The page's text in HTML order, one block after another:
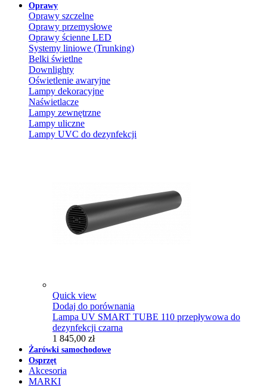
Oprawy
Oprawy szczelne
Oprawy przemysłowe
Oprawy ścienne LED
Systemy liniowe (Trunking)
Belki świetlne
Downlighty
Oświetlenie awaryjne
Lampy dekoracyjne
Naświetlacze
Lampy zewnętrzne
Lampy uliczne
Lampy UVC do dezynfekcji
Quick view
Dodaj do porównania
Lampa UV SMART TUBE 110 przepływowa do
dezynfekcji czarna
1 845,00 zł
Żarówki samochodowe
Osprzęt
Akcesoria
MARKI